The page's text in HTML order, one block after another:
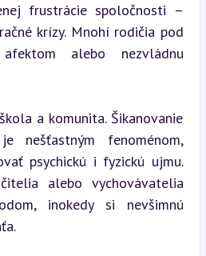
frustrácie spoločnosti –
krízy. Mnohí rodičia pod
alebo nezvládnu
a komunita. Šikanovanie
nešťastným fenoménom,
psychickú i fyzickú ujmu.
alebo vychovávatelia
inokedy si nevšimnú